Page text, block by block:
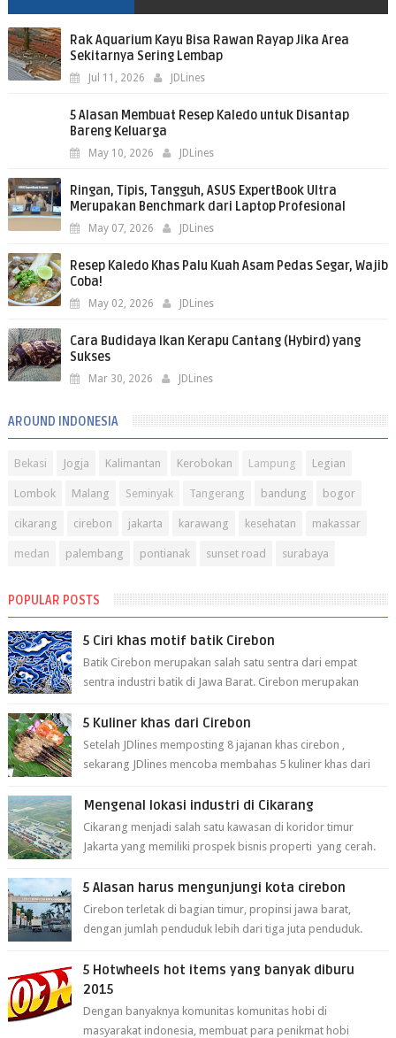
Rak Aquarium Kayu Bisa Rawan Rayap Jika Area
Sekitarnya Sering Lembap
Jul 11, 2026 JDLines
5 Alasan Membuat Resep Kaledo untuk Disantap
Bareng Keluarga
May 10, 2026 JDLines
Ringan, Tipis, Tangguh, ASUS ExpertBook Ultra
Merupakan Benchmark dari Laptop Profesional
May 07, 2026 JDLines
Resep Kaledo Khas Palu Kuah Asam Pedas Segar, Wajib
Coba!
May 02, 2026 JDLines
Cara Budidaya Ikan Kerapu Cantang (Hybird) yang
Sukses
Mar 30, 2026 JDLines
AROUND INDONESIA
Bekasi Jogja Kalimantan Kerobokan Lampung Legian
Lombok Malang Seminyak Tangerang bandung bogor
cikarang cirebon jakarta karawang kesehatan makassar
medan palembang pontianak sunset road surabaya
POPULAR POSTS
5 Ciri khas motif batik Cirebon
Batik Cirebon merupakan salah satu sentra dari empat
sentra industri batik di Jawa Barat. Cirebon merupakan
5 Kuliner khas dari Cirebon
Setelah JDlines memposting 8 jajanan khas cirebon ,
sekarang JDlines mencoba membahas 5 kuliner khas dari
Mengenal lokasi industri di Cikarang
Cikarang menjadi salah satu kawasan di koridor timur
Jakarta yang memiliki prospek bisnis properti yang cerah.
5 Alasan harus mengunjungi kota cirebon
Cirebon terletak di bagian timur, propinsi jawa barat,
dengan jumlah penduduk lebih dari tiga juta penduduk.
5 Hotwheels hot items yang banyak diburu
2015
Dengan banyaknya komunitas komunitas hobi di
masyarakat indonesia, membuat para penikmat hobi